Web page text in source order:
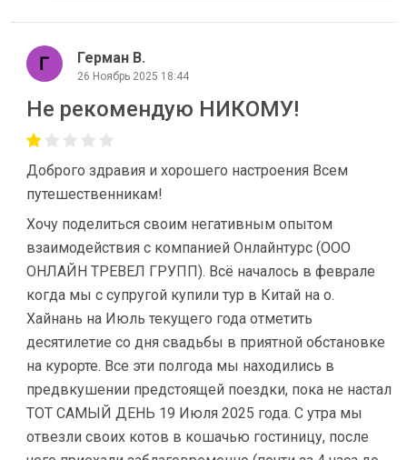
Герман В.
26 Ноябрь 2025 18:44
Не рекомендую НИКОМУ!
Доброго здравия и хорошего настроения Всем
путешественникам!
Хочу поделиться своим негативным опытом
взаимодействия с компанией Онлайнтурс (ООО
ОНЛАЙН ТРЕВЕЛ ГРУПП). Всё началось в феврале
когда мы с супругой купили тур в Китай на о.
Хайнань на Июль текущего года отметить
десятилетие со дня свадьбы в приятной обстановке
на курорте. Все эти полгода мы находились в
предвкушении предстоящей поездки, пока не настал
ТОТ САМЫЙ ДЕНЬ 19 Июля 2025 года. С утра мы
отвезли своих котов в кошачью гостиницу, после